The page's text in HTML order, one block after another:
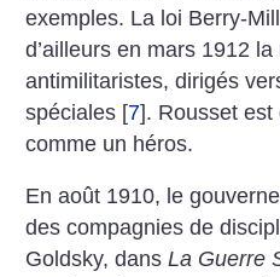
exemples. La loi Berry-
d’ailleurs en mars 1912
antimilitaristes, dirigés
spéciales [7]. Rousset
comme un héros.
En août 1910, le
des compagnies de
Goldsky, dansLa Guerre